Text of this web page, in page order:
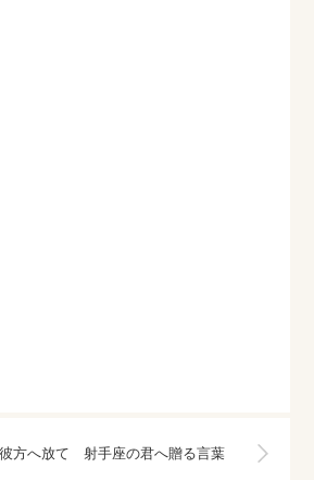
方へ放て 射手座の君へ贈る言葉